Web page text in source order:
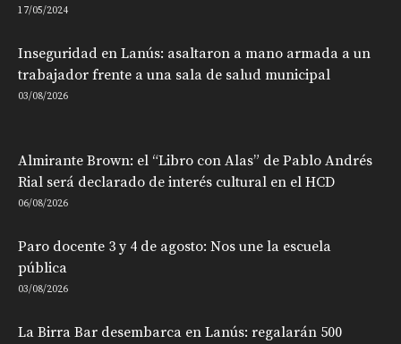
17/05/2024
Inseguridad en Lanús: asaltaron a mano armada a un
trabajador frente a una sala de salud municipal
03/08/2026
Almirante Brown: el “Libro con Alas” de Pablo Andrés
Rial será declarado de interés cultural en el HCD
06/08/2026
Paro docente 3 y 4 de agosto: Nos une la escuela
pública
03/08/2026
La Birra Bar desembarca en Lanús: regalarán 500